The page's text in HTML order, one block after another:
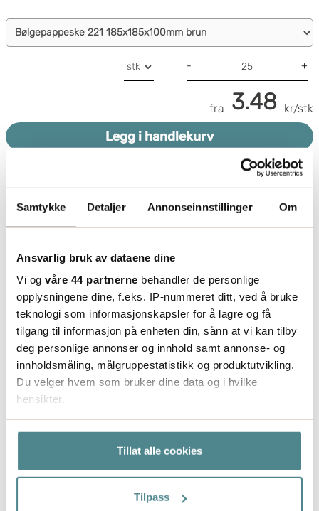
Samtykke Detaljer Annonseinnstillinger Om
Ansvarlig bruk av dataene dine
Vi og våre 44 partnerne behandler de personlige
opplysningene dine, f.eks. IP-nummeret ditt, ved å bruke
teknologi som informasjonskapsler for å lagre og få
tilgang til informasjon på enheten din, sånn at vi kan tilby
deg personlige annonser og innhold samt annonse- og
innholdsmåling, målgruppestatistikk og produktutvikling.
Du velger hvem som bruker dine data og i hvilke
hensikter.
Hvis du gir oss lov, vil vi også gjerne:
Innhente informasjon om den geografiske
beliggenheten din, som kan være nøyaktig innenfor
Identifisere enheten din ved å aktivt skanne den
Tillat alle cookies
Tilpass
- +
fra 3.48 kr/stk
Legg i handlekurv
Posten M
Postens pakkeboks i størrelse M passer for esker og
kartonger med mål opp til 580x490x220 mm. Perfekt
for deg som ønsker å sende mellomstore varer!